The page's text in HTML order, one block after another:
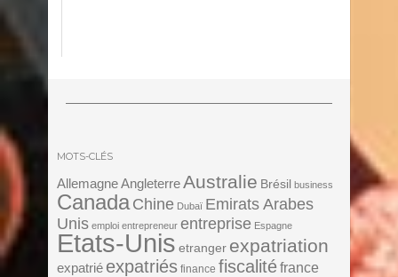
MOTS-CLÉS
Allemagne AngleterreAustralie Brésil business
Canada Chine Dubaï Emirats Arabes
Unis emploi entrepreneur entreprise Espagne
Etats-Unis etranger expatriation
expatrié expatriés finance fiscalitéfrance